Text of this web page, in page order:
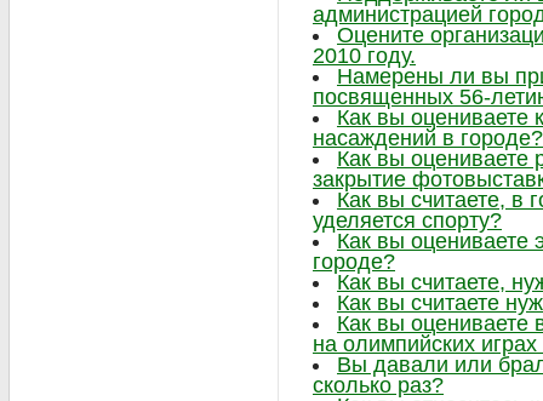
администрацией
Оцените
2010 году.
Намерены ли вы
посвященных 56-
Как вы оцениваете
насаждений в городе?
Как вы оцениваете
закрытие
Как вы считаете, в
уделяется спорту?
Как вы оцениваете
городе?
Как вы считаете,
Как вы считаете
Как вы оцениваете
на олимпийских
Вы давали или
сколько раз?